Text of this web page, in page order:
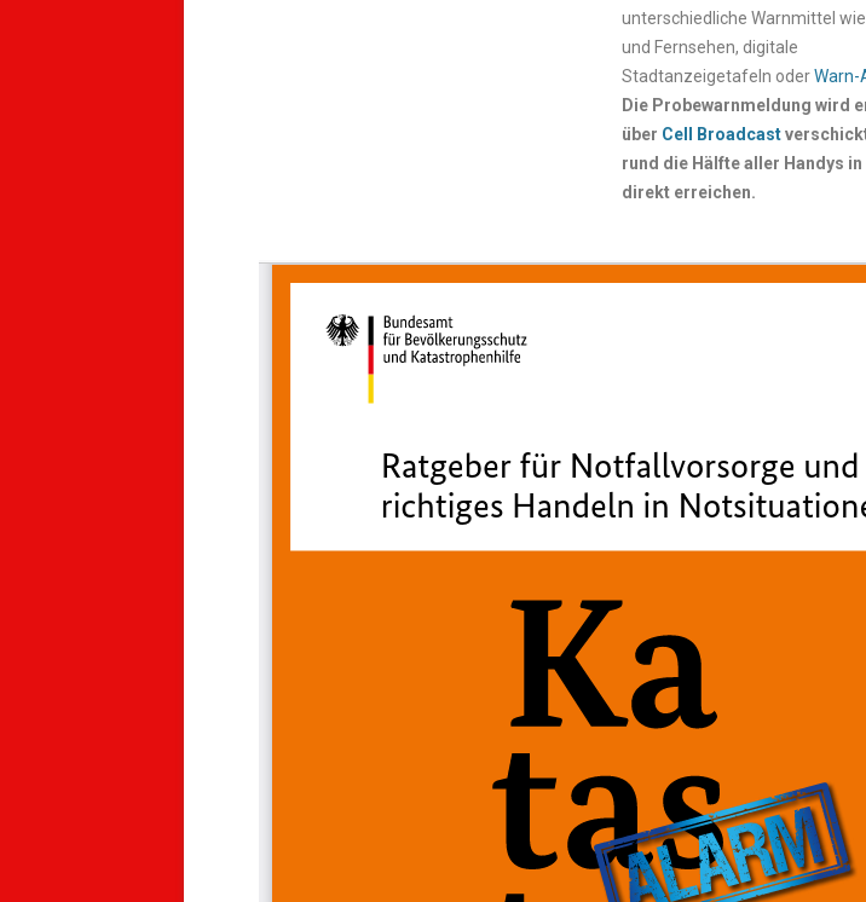
unterschiedliche Warnmittel wie
und Fernsehen, digitale
Stadtanzeigetafeln oderWarn-
Die Probewarnmeldung wird
über Cell Broadcast
rund die Hälfte aller Handys in
direkt erreichen.